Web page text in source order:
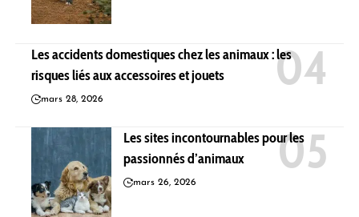
Les accidents domestiques chez les animaux : les
risques liés aux accessoires et jouets
mars 28, 2026
Les sites incontournables pour les
passionnés d’animaux
mars 26, 2026